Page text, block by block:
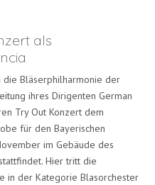
als
die Bläserphilharmonie der
ihres Dirigenten German
Try Out Konzert dem
für den Bayerischen
im Gebäude des
Hier tritt die
in der Kategorie Blasorchester